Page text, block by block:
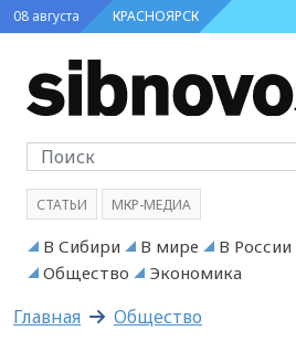
08 августа КРАСНОЯРСК
СТАТЬИ МКР-МЕДИА
В Сибири В мире В России
Общество
Экономика
Главная Общество